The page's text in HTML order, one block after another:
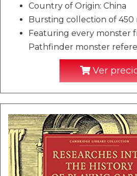
Country of Origin: China
Bursting collection of 450
Featuring every monster
Pathfinder monster
Ver